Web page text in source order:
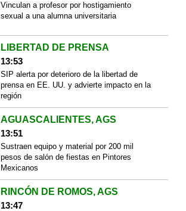
Vinculan a profesor por hostigamiento
sexual a una alumna universitaria
LIBERTAD DE PRENSA
13:53
SIP alerta por deterioro de la libertad de
prensa en EE. UU. y advierte impacto en la
región
AGUASCALIENTES, AGS
13:51
Sustraen equipo y material por 200 mil
pesos de salón de fiestas en Pintores
Mexicanos
RINCÓN DE ROMOS, AGS
13:47